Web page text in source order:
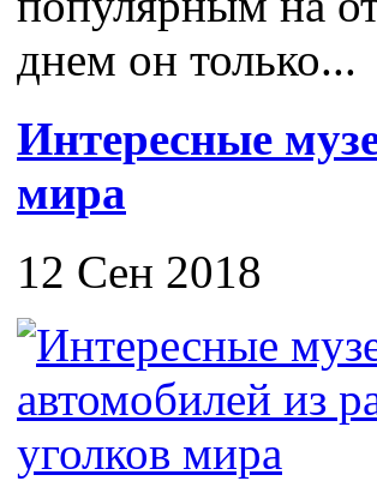
днем он только...
Интересные
мира
12 Сен 2018